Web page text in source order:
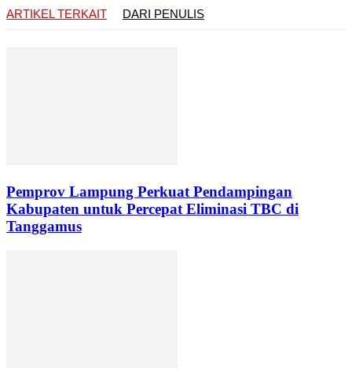
ARTIKEL TERKAIT
DARI PENULIS
Pemprov Lampung Perkuat Pendampingan
Kabupaten untuk Percepat Eliminasi TBC di
Tanggamus